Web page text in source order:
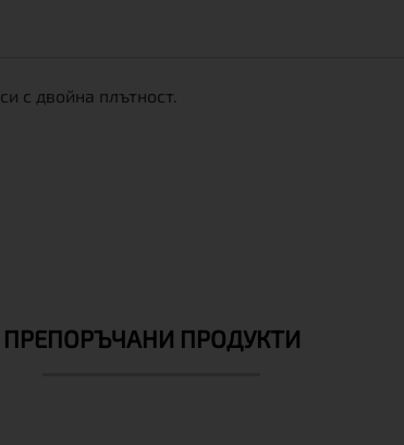
с двойна плътност.
ПРЕПОРЪЧАНИ ПРОДУКТИ